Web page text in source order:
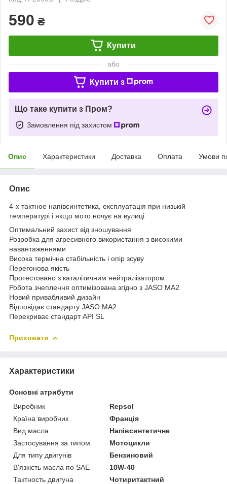
590 ₴
Купити
або
Купити з
Що таке купити з Пром?
Замовлення під захистом
Опис Характеристики Доставка Оплата Умови
Опис
4-х тактное напівсинтетика, експлуатація при низькій
температурі і якщо мото ночує на вулиці
Оптимальний захист від зношування
Розробка для агресивного використання з високими
навантаженнями
Висока термічна стабільність і опір зсуву
Перегонова якість
Протестовано з каталітичним нейтралізатором
Робота зчеплення оптимізована згідно з JASO MA2
Новий привабливий дизайн
Відповідає стандарту JASO MA2
Перекриває стандарт API SL
Приховати
Характеристики
Основні атрибути
Виробник
Repsol
Країна виробник
Франція
Вид масла
Напівсинтетичне
Застосування за типом
Мотоцикли
Для типу двигунів
Бензиновий
В'язкість масла по SAE
10W-40
Тактность двигуна
Чотиритактний